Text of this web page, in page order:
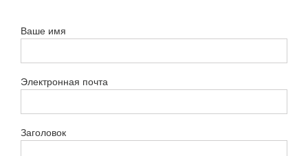
Ваше имя
Электронная почта
Заголовок